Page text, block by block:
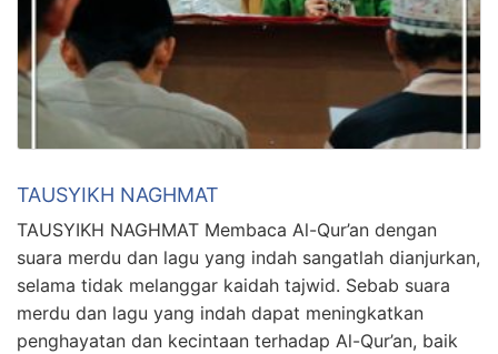
TAUSYIKH NAGHMAT
TAUSYIKH NAGHMAT Membaca Al-Qur’an dengan
suara merdu dan lagu yang indah sangatlah dianjurkan,
selama tidak melanggar kaidah tajwid. Sebab suara
merdu dan lagu yang indah dapat meningkatkan
penghayatan dan kecintaan terhadap Al-Qur’an, baik